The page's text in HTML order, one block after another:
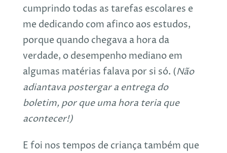
cumprindo todas as tarefas escolares e
me dedicando com afinco aos estudos,
porque quando chegava a hora da
verdade, o desempenho mediano em
algumas matérias falava por si só. (Não
adiantava postergar a entrega do
boletim, por que uma hora teria que
acontecer!)
E foi nos tempos de criança também que